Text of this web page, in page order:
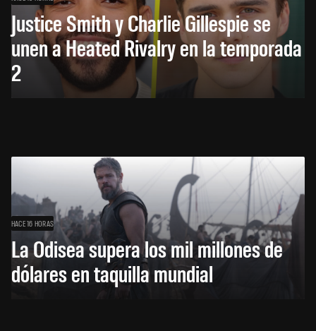
Justice Smith y Charlie Gillespie se
unen a Heated Rivalry en la temporada
2
HACE 16 HORAS
La Odisea supera los mil millones de
dólares en taquilla mundial